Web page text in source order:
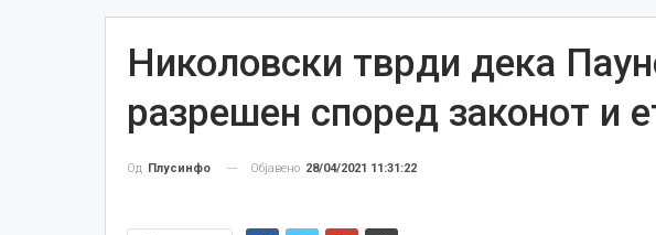
Николовски тврди дека
разрешен според законот и
Од Плусинфо Објавено 28/04/2021 11:31:22